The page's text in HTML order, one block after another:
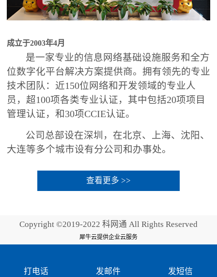
成立于2003年4月
是一家专业的信息网络基础设施服务和全方
位数字化平台解决方案提供商。拥有领先的专业
技术团队：近150位网络和开发领域的专业人
员，超100项各类专业认证，其中包括20项项目
管理认证，和30项CCIE认证。
公司总部设在深圳，在北京、上海、沈阳、
大连等多个城市设有分公司和办事处。
查看更多 >>
Copyright ©2019-2022 科网通 All Rights Reserved
犀牛云提供企业云服务
打电话 发邮件 发短信